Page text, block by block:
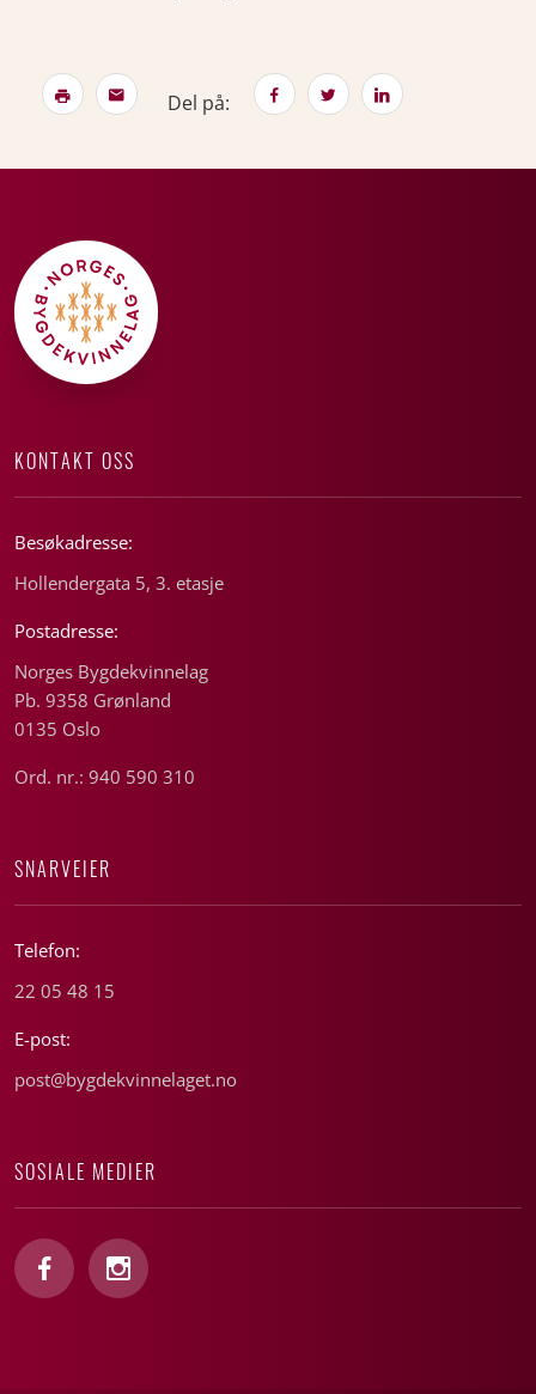
Del på:
KONTAKT OSS
Besøkadresse:
Hollendergata 5, 3. etasje
Postadresse:
Norges Bygdekvinnelag
Pb. 9358 Grønland
0135 Oslo
Ord. nr.: 940 590 310
SNARVEIER
Telefon:
22 05 48 15
E-post:
post@bygdekvinnelaget.no
SOSIALE MEDIER